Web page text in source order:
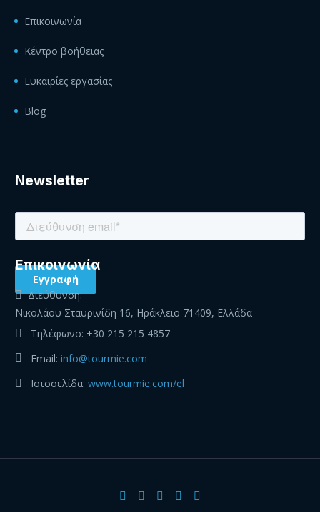
Επικοινωνία
Κέντρο βοήθειας
Ευκαιρίες εργασίας
Blog
Newsletter
Eπικοινωνία
Διεύθυνση:
Νικολάου Σταυρινίδη 16, Ηράκλειο 71409, Ελλάδα
Τηλέφωνο: +30 215 215 4857
Email: info@tourmie.com
Ιστοσελίδα: www.tourmie.com/el